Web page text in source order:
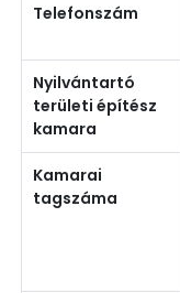
Telefonszám
Nyilvántartó
területi építész
kamara
Kamarai
tagszáma